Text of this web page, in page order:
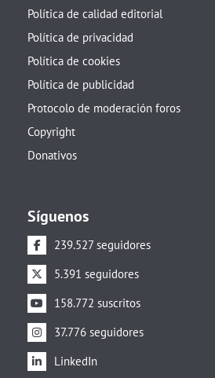
Política de calidad editorial
Política de privacidad
Política de cookies
Política de publicidad
Protocolo de moderación foros
Copyright
Donativos
Síguenos
239.527 seguidores
5.391 seguidores
158.772 suscritos
37.776 seguidores
LinkedIn